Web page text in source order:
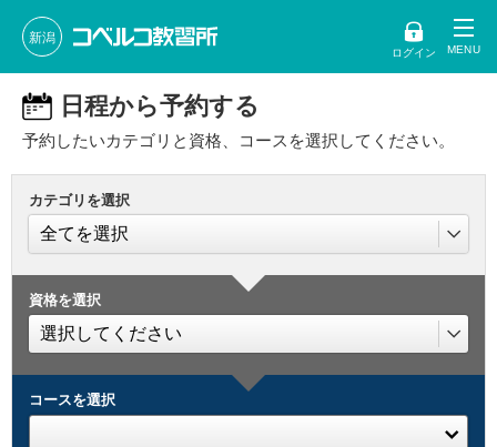
新潟
ログイン
日程から予約する
予約したいカテゴリと資格、コースを選択してください。
カテゴリを選択
資格を選択
コースを選択